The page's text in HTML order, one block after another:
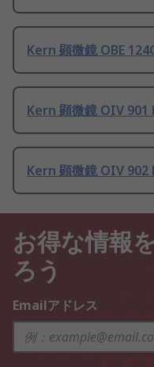
Kern 顕微鏡 OBE
Kern 顕微鏡 OIV 901
Kern 顕微鏡 OIV 902
お得な情報
ろう
Emailアドレス